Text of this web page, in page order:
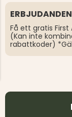
ERBJUDANDEN
Få ett gratis
(Kan inte
rabattkoder)